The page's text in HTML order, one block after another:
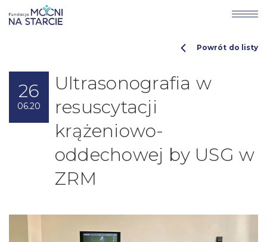
26
06.20
Ultrasonografia w
resuscytacji
krążeniowo-
oddechowej by USG w
ZRM
Powrót do listy